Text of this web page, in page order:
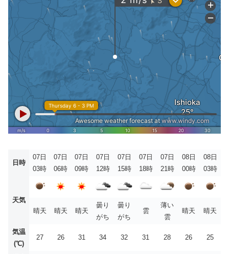
日時
07日
03時
07日
06時
07日
09時
07日
12時
07日
15時
07日
18時
07日
21時
08日
00時
08日
03時
天気
晴天
晴天 晴天
曇り
がち
曇り
がち
雲
薄い
雲
晴天 晴天
気温
(℃)
27 26 31 34 32 31 28 26 25